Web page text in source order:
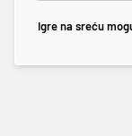
Igre na sreću